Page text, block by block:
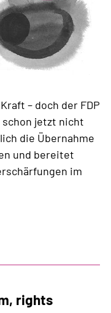
– doch der FDP
jetzt nicht
die Übernahme
und bereitet
im
rights